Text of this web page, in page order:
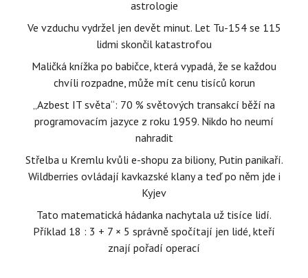
astrologie
Ve vzduchu vydržel jen devět minut. Let Tu-154 se 115
lidmi skončil katastrofou
Maličká knížka po babičce, která vypadá, že se každou
chvíli rozpadne, může mít cenu tisíců korun
„Azbest IT světa“: 70 % světových transakcí běží na
programovacím jazyce z roku 1959. Nikdo ho neumí
nahradit
Střelba u Kremlu kvůli e-shopu za biliony, Putin panikaří.
Wildberries ovládají kavkazské klany a teď po něm jde i
Kyjev
Tato matematická hádanka nachytala už tisíce lidí.
Příklad 18 : 3 + 7 × 5 správně spočítají jen lidé, kteří
znají pořadí operací